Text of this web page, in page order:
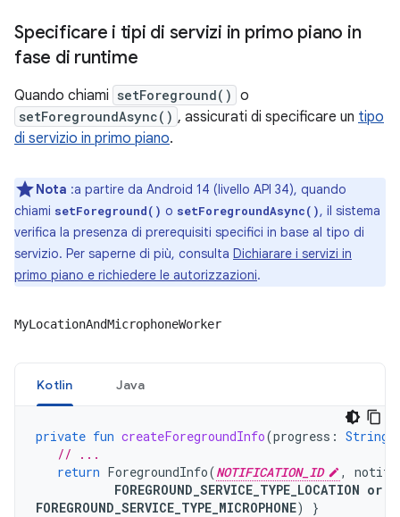
Specificare i tipi di servizi in primo piano in
fase di runtime
Quando chiami setForeground() o
setForegroundAsync() , assicurati di specificare un tipo
di servizio in primo piano.
Nota :a partire da Android 14 (livello API 34), quando
chiami setForeground() o setForegroundAsync(), il sistema
verifica la presenza di prerequisiti specifici in base al tipo di
servizio. Per saperne di più, consulta Dichiarare i servizi in
primo piano e richiedere le autorizzazioni.
MyLocationAndMicrophoneWorker
Kotlin Java
private fun createForegroundInfo(progress : String
// ...
return ForegroundInfo(NOTIFICATION_ID ,
FOREGROUND_SERVICE_TYPE_LOCATION or
FOREGROUND_SERVICE_TYPE_MICROPHONE) }